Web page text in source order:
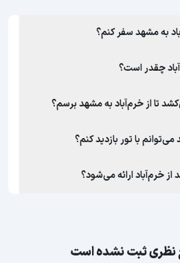
به مشهد سفر کنم؟
چقدر است؟
تا از خرم‌آباد به مشهد برسم؟
با تور بازدید کنم؟
خرم‌آباد ارائه می‌شود؟
نظری ثبت نشده است